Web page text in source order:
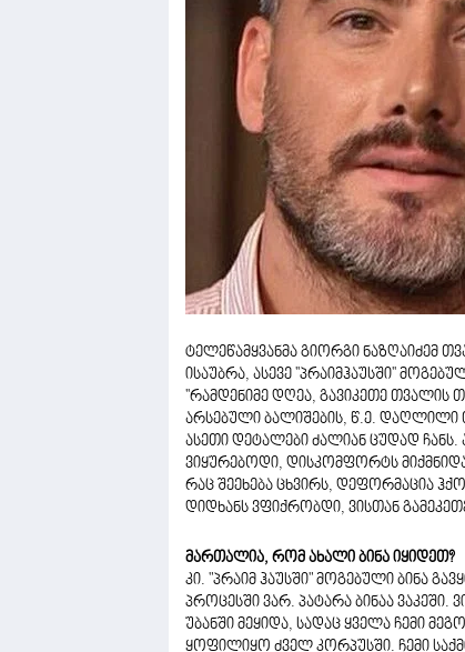
ტელეწამყვანმა გიორგი ნაზღაიძემ
ისაუბრა, ასევე ''პრაიმჰაუსში''
''რამდენიმე დღეა, გავიკეთე თვალის
არსებული ბალიშების, წ.ე. დაღლილი
ასეთი დეტალები ძალიან ცუდად
ვიყურებოდი, დისკომფორტს
რაც შეეხება ცხვირს, დეფორმაცია
დიდხანს ვფიქრობდი, ვისთან
მართალია, რომ ახალი ბინა იყიდეთ?
კი. "პრაიმ ჰაუსში" მოგებული ბინა
პროცესში ვარ. პატარა ბინაა ვაკეში.
უბანში მეყიდა, სადაც ყველა ჩემი
ყოფილიყო ძველ კორპუსში. ჩემი